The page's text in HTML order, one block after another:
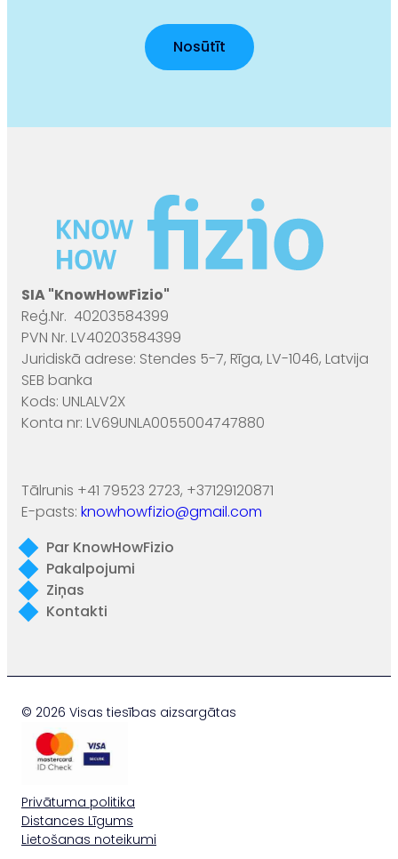
SIA "KnowHowFizio"
Reģ.Nr. 40203584399
PVN Nr. LV40203584399
Juridiskā adrese: Stendes 5-7, Rīga, LV-1046, Latvija
SEB banka
Kods: UNLALV2X
Konta nr: LV69UNLA0055004747880
Tālrunis +41 79523 2723, +37129120871
E-pasts: knowhowfizio@gmail.com
Par KnowHowFizio
Pakalpojumi
Ziņas
Kontakti
© 2026 Visas tiesības aizsargātas
Privātuma politika
Distances Līgums
Lietošanas noteikumi